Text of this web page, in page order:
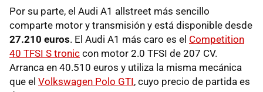
Por su parte, el Audi A1 allstreet más sencillo
comparte motor y transmisión y está disponible desde
27.210 euros. El Audi A1 más caro es el Competition
40 TFSI S tronic con motor 2.0 TFSI de 207 CV.
Arranca en 40.510 euros y utiliza la misma mecánica
que el Volkswagen Polo GTI, cuyo precio de partida es